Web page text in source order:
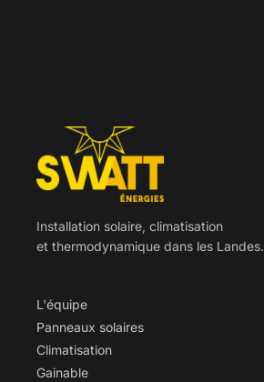
Installation solaire, climatisation
et thermodynamique dans les Landes.
L'équipe
Panneaux solaires
Climatisation
Gainable